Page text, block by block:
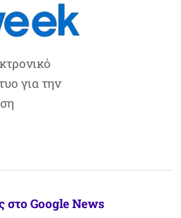
για την
στο Google News